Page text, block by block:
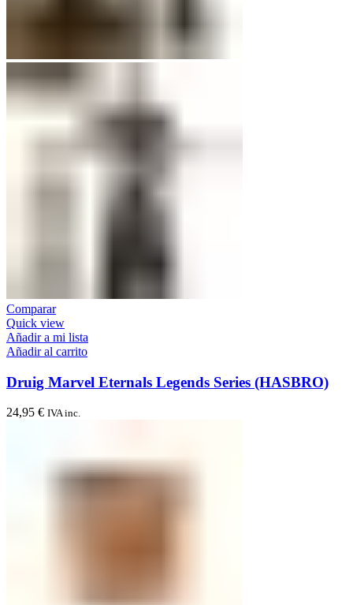
Comparar
Quick view
Añadir a mi lista
Añadir al carrito
Druig Marvel Eternals Legends Series (HASBRO)
24,95 € IVA inc.